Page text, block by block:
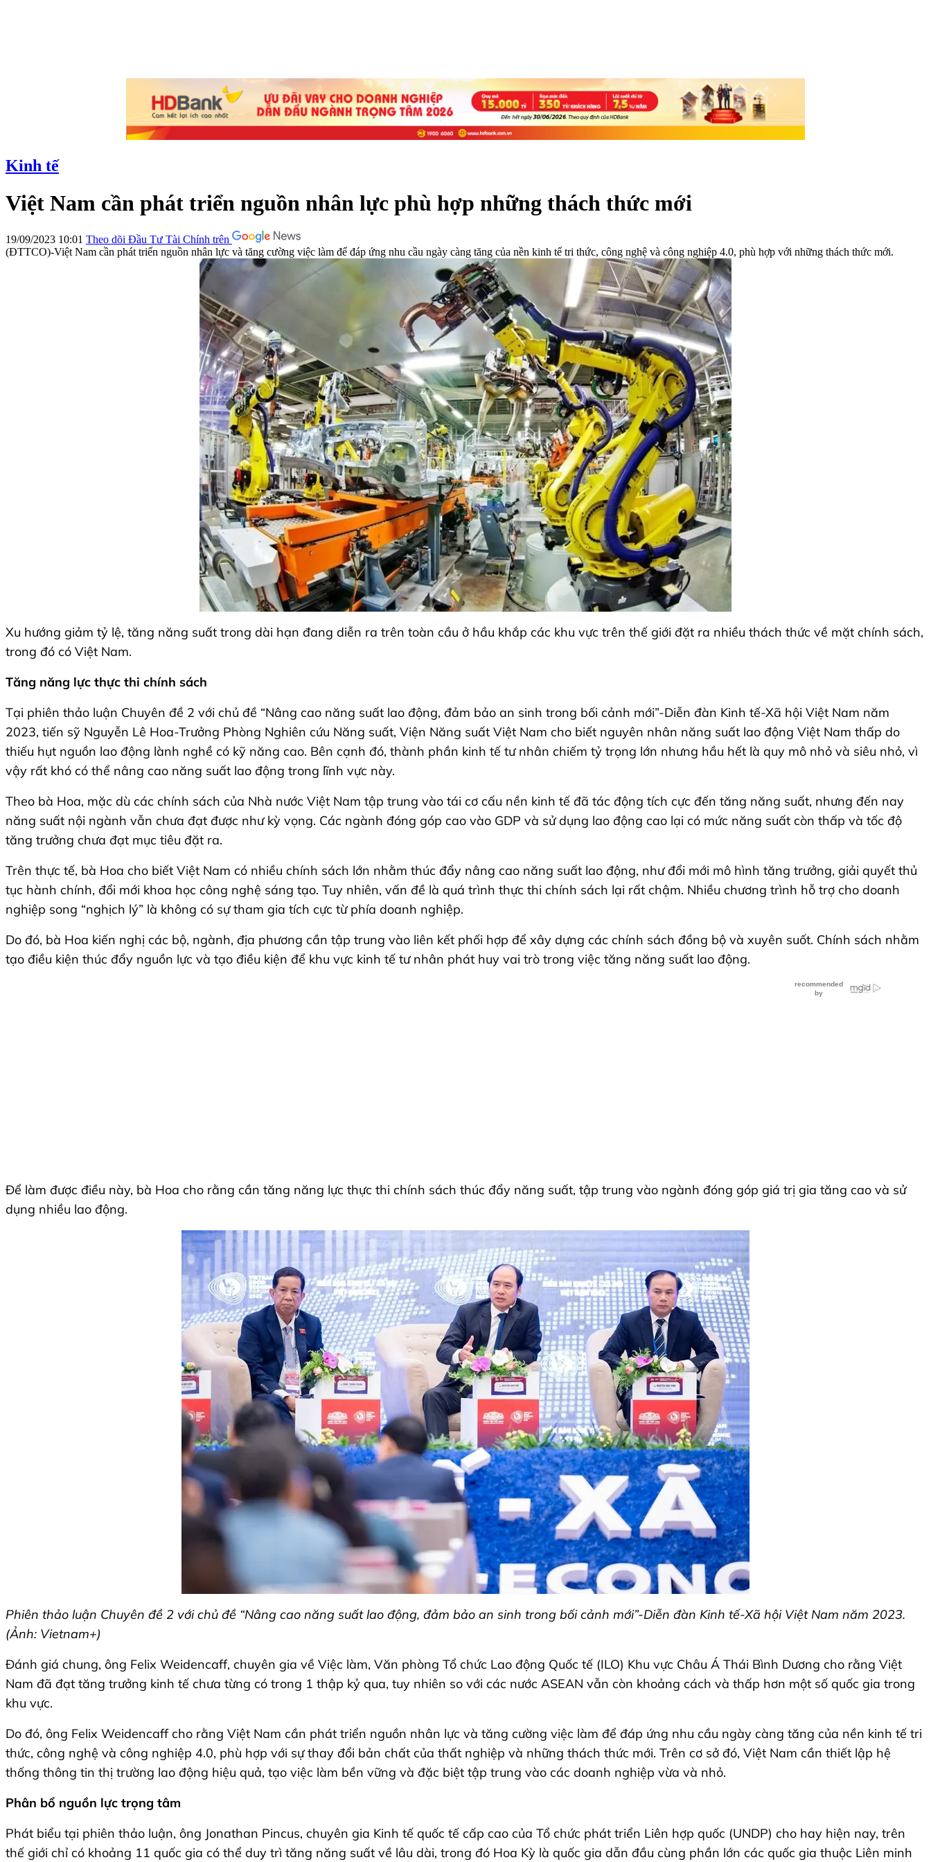
Kinh tế
Việt Nam cần phát triển nguồn nhân lực phù hợp những thách thức mới
19/09/2023 10:01 Theo dõi Đầu Tư Tài Chính trên
(ĐTTCO)-Việt Nam cần phát triển nguồn nhân lực và tăng cường việc làm để đáp ứng nhu cầu ngày càng tăng của nền kinh tế tri thức, công nghệ và công nghiệp 4.0, phù hợp với những thách thức mới.
Xu hướng giảm tỷ lệ, tăng năng suất trong dài hạn đang diễn ra trên toàn cầu ở hầu khắp các khu vực trên thế giới đặt ra nhiều thách thức về mặt chính sách,
trong đó có Việt Nam.
Tăng năng lực thực thi chính sách
Tại phiên thảo luận Chuyên đề 2 với chủ đề “Nâng cao năng suất lao động, đảm bảo an sinh trong bối cảnh mới”-Diễn đàn Kinh tế-Xã hội Việt Nam năm
2023, tiến sỹ Nguyễn Lê Hoa-Trưởng Phòng Nghiên cứu Năng suất, Viện Năng suất Việt Nam cho biết nguyên nhân năng suất lao động Việt Nam thấp do
thiếu hụt nguồn lao động lành nghề có kỹ năng cao. Bên cạnh đó, thành phần kinh tế tư nhân chiếm tỷ trọng lớn nhưng hầu hết là quy mô nhỏ và siêu nhỏ, vì
vậy rất khó có thể nâng cao năng suất lao động trong lĩnh vực này.
Theo bà Hoa, mặc dù các chính sách của Nhà nước Việt Nam tập trung vào tái cơ cấu nền kinh tế đã tác động tích cực đến tăng năng suất, nhưng đến nay
năng suất nội ngành vẫn chưa đạt được như kỳ vọng. Các ngành đóng góp cao vào GDP và sử dụng lao động cao lại có mức năng suất còn thấp và tốc độ
tăng trưởng chưa đạt mục tiêu đặt ra.
Trên thực tế, bà Hoa cho biết Việt Nam có nhiều chính sách lớn nhằm thúc đẩy nâng cao năng suất lao động, như đổi mới mô hình tăng trưởng, giải quyết thủ
tục hành chính, đổi mới khoa học công nghệ sáng tạo. Tuy nhiên, vấn đề là quá trình thực thi chính sách lại rất chậm. Nhiều chương trình hỗ trợ cho doanh
nghiệp song “nghịch lý” là không có sự tham gia tích cực từ phía doanh nghiệp.
Do đó, bà Hoa kiến nghị các bộ, ngành, địa phương cần tập trung vào liên kết phối hợp để xây dựng các chính sách đồng bộ và xuyên suốt. Chính sách nhằm
tạo điều kiện thúc đẩy nguồn lực và tạo điều kiện để khu vực kinh tế tư nhân phát huy vai trò trong việc tăng năng suất lao động.
Để làm được điều này, bà Hoa cho rằng cần tăng năng lực thực thi chính sách thúc đẩy năng suất, tập trung vào ngành đóng góp giá trị gia tăng cao và sử
dụng nhiều lao động.
Phiên thảo luận Chuyên đề 2 với chủ đề “Nâng cao năng suất lao động, đảm bảo an sinh trong bối cảnh mới”-Diễn đàn Kinh tế-Xã hội Việt Nam năm 2023.
(Ảnh: Vietnam+)
Đánh giá chung, ông Felix Weidencaff, chuyên gia về Việc làm, Văn phòng Tổ chức Lao động Quốc tế (ILO) Khu vực Châu Á Thái Bình Dương cho rằng Việt
Nam đã đạt tăng trưởng kinh tế chưa từng có trong 1 thập kỷ qua, tuy nhiên so với các nước ASEAN vẫn còn khoảng cách và thấp hơn một số quốc gia trong
khu vực.
Do đó, ông Felix Weidencaff cho rằng Việt Nam cần phát triển nguồn nhân lực và tăng cường việc làm để đáp ứng nhu cầu ngày càng tăng của nền kinh tế tri
thức, công nghệ và công nghiệp 4.0, phù hợp với sự thay đổi bản chất của thất nghiệp và những thách thức mới. Trên cơ sở đó, Việt Nam cần thiết lập hệ
thống thông tin thị trường lao động hiệu quả, tạo việc làm bền vững và đặc biệt tập trung vào các doanh nghiệp vừa và nhỏ.
Phân bổ nguồn lực trọng tâm
Phát biểu tại phiên thảo luận, ông Jonathan Pincus, chuyên gia Kinh tế quốc tế cấp cao của Tổ chức phát triển Liên hợp quốc (UNDP) cho hay hiện nay, trên
thế giới chỉ có khoảng 11 quốc gia có thể duy trì tăng năng suất về lâu dài, trong đó Hoa Kỳ là quốc gia dẫn đầu cùng phần lớn các quốc gia thuộc Liên minh